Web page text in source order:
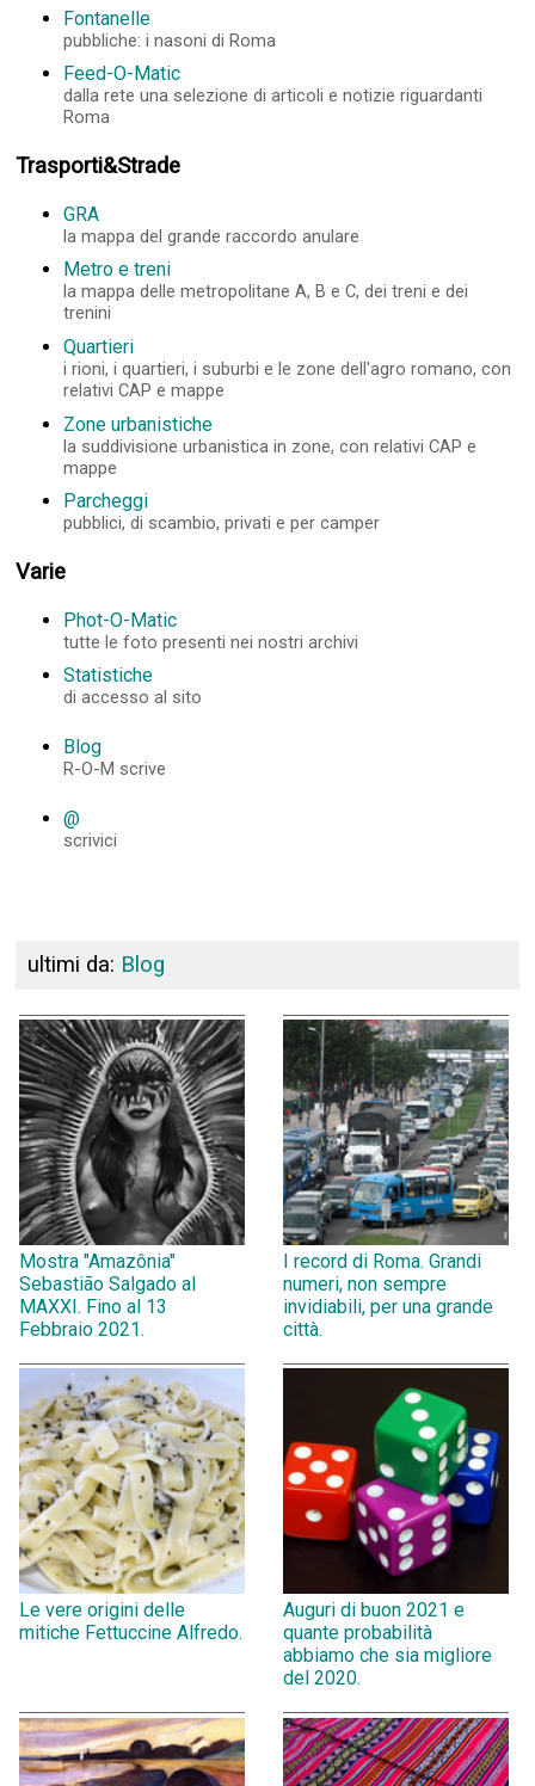
Fontanelle
pubbliche: i nasoni di Roma
Feed-O-Matic
dalla rete una selezione di articoli e notizie riguardanti
Roma
Trasporti&Strade
GRA
la mappa del grande raccordo anulare
Metro e treni
la mappa delle metropolitane A, B e C, dei treni e dei
trenini
Quartieri
i rioni, i quartieri, i suburbi e le zone dell'agro romano, con
relativi CAP e mappe
Zone urbanistiche
la suddivisione urbanistica in zone, con relativi CAP e
mappe
Parcheggi
pubblici, di scambio, privati e per camper
Varie
Phot-O-Matic
tutte le foto presenti nei nostri archivi
Statistiche
di accesso al sito
Blog
R-O-M scrive
@
scrivici
ultimi da: Blog
Mostra "Amazônia"
Sebastião Salgado al
MAXXI. Fino al 13
Febbraio 2021.
I record di Roma. Grandi
numeri, non sempre
invidiabili, per una grande
città.
Le vere origini delle
mitiche Fettuccine Alfredo.
Auguri di buon 2021 e
quante probabilità
abbiamo che sia migliore
del 2020.